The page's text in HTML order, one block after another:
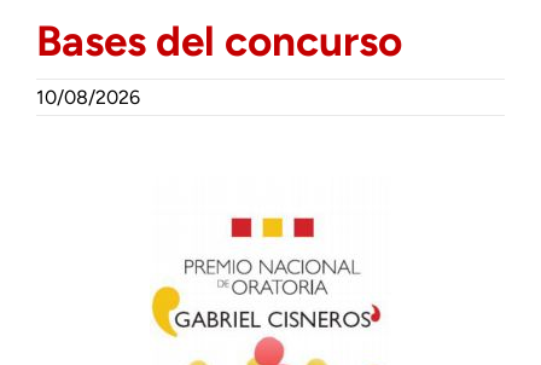
Bases del concurso
10/08/2026